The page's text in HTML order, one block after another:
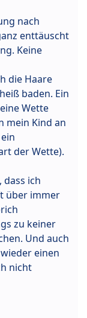
nach
enttäuscht
Keine
die Haare
baden. Ein
Wette
mein Kind an
der Wette).
dass ich
über immer
zu keiner
Und auch
einen
nicht